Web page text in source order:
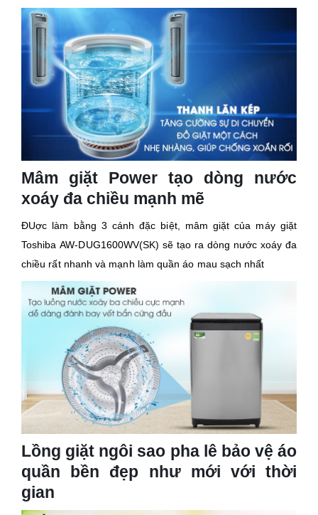
Mâm giặt Power tạo dòng nước
xoáy đa chiều mạnh mẽ
ĐUợc làm bằng 3 cánh đặc biệt, mâm giặt của máy giặt
ToshibaAW-DUG1600WV(SK) sẽ tạo ra dòng nước xoáy đa
chiều rất nhanh và mạnh làm quần áo mau sạch nhất
Lồng giặt ngôi sao pha lê bảo vệ áo
quần bền đẹp như mới với thời
gian